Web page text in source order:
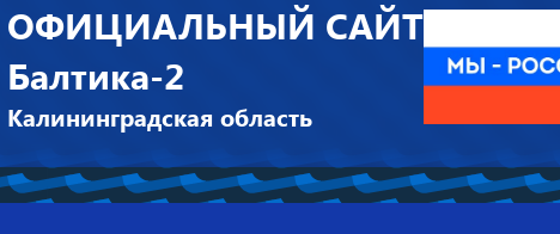
ОФИЦИАЛЬНЫЙ САЙТ
Балтика-2
Калининградская область